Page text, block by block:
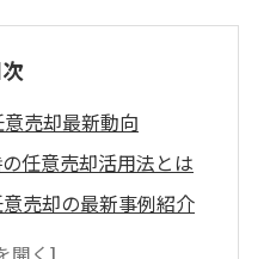
売却最新動向
任意売却活用法とは
売却の最新事例紹介
住宅ローン事情の今